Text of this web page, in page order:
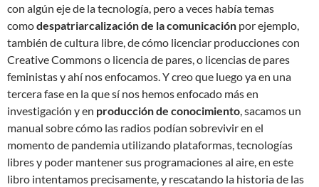
con algún eje de la tecnología, pero a veces había temas
comodespatriarcalización de la comunicación por ejemplo,
también de cultura libre, de cómo licenciar producciones con
Creative Commons o licencia de pares, o licencias de pares
feministas y ahí nos enfocamos. Y creo que luego ya en una
tercera fase en la que sí nos hemos enfocado más en
investigación y en producción de conocimiento, sacamos un
manual sobre cómo las radios podían sobrevivir en el
momento de pandemia utilizando plataformas, tecnologías
libres y poder mantener sus programaciones al aire, en este
libro intentamos precisamente, y rescatando la historia de las